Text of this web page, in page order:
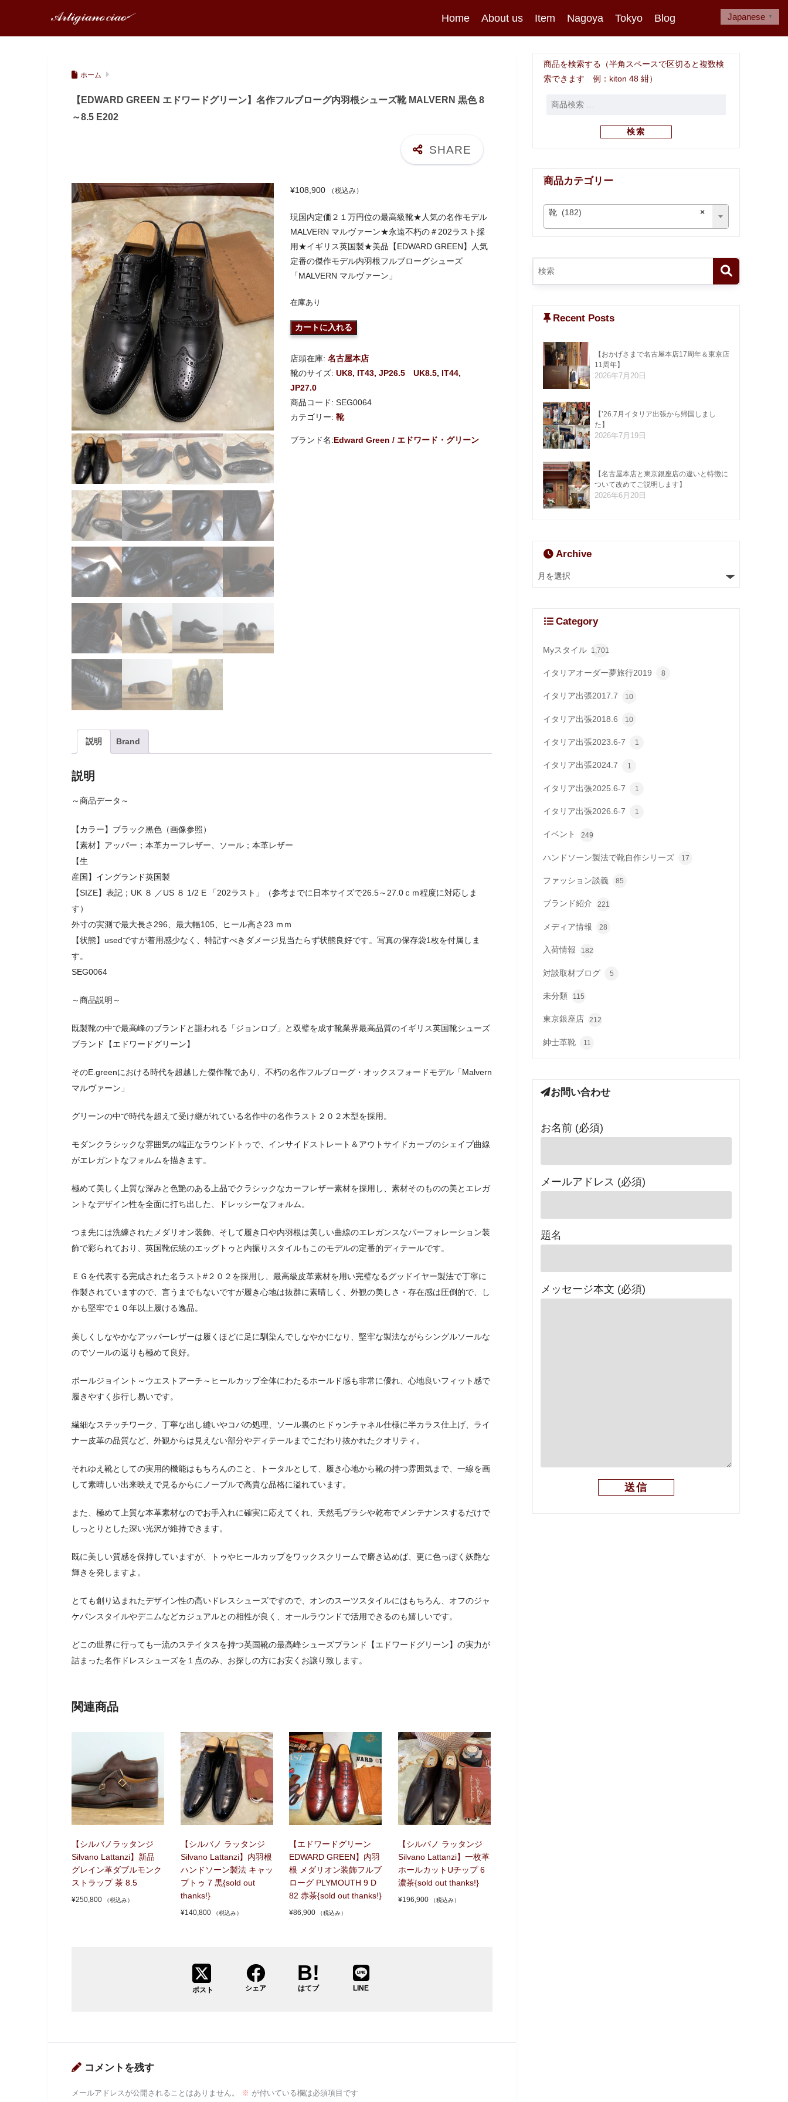
Home About us Item Nagoya Tokyo Blog
ホーム
【EDWARD GREEN エドワードグリーン】名作フルブローグ内羽根シューズ靴 MALVERN 黒色 8
～8.5 E202
¥108,900 （税込み）
現国内定価２１万円位の最高級靴★人気の名作モデル
MALVERN マルヴァーン★永遠不朽の＃202ラスト採
用★イギリス英国製★美品【EDWARD GREEN】人気
定番の傑作モデル内羽根フルブローグシューズ
「MALVERN マルヴァーン」
在庫あり
カートに入れる
店頭在庫:名古屋本店
靴のサイズ:UK8, IT43, JP26.5
UK8.5, IT44,
JP27.0
商品コード:SEG0064
カテゴリー:靴
Edward Green / エドワード・グリーン
説明 Brand
説明
～商品データ～
【カラー】ブラック黒色（画像参照）
【素材】アッパー；本革カーフレザー、ソール；本革レザー
【生
産国】イングランド英国製
【SIZE】表記；UK ８ ／US ８ 1/2 E 「202ラスト」（参考までに日本サイズで26.5～27.0ｃｍ程度に対応しま
す）
外寸の実測で最大長さ296、最大幅105、ヒール高さ23 ｍｍ
【状態】usedですが着用感少なく、特記すべきダメージ見当たらず状態良好です。写真の保存袋1枚を付属しま
す。
SEG0064
～商品説明～
既製靴の中で最高峰のブランドと謳われる「ジョンロブ」と双璧を成す靴業界最高品質のイギリス英国靴シューズ
ブランド【エドワードグリーン】
そのE.greenにおける時代を超越した傑作靴であり、不朽の名作フルブローグ・オックスフォードモデル「Malvern
マルヴァーン」
グリーンの中で時代を超えて受け継がれている名作中の名作ラスト２０２木型を採用。
モダンクラシックな雰囲気の端正なラウンドトゥで、インサイドストレート＆アウトサイドカーブのシェイプ曲線
がエレガントなフォルムを描きます。
極めて美しく上質な深みと色艶のある上品でクラシックなカーフレザー素材を採用し、素材そのものの美とエレガ
ントなデザイン性を全面に打ち出した、ドレッシーなフォルム。
つま先には洗練されたメダリオン装飾、そして履き口や内羽根は美しい曲線のエレガンスなパーフォレーション装
飾で彩られており、英国靴伝統のエッグトゥと内振りスタイルもこのモデルの定番的ディテールです。
ＥＧを代表する完成された名ラスト#２０２を採用し、最高級皮革素材を用い完璧なるグッドイヤー製法で丁寧に
作製されていますので、言うまでもないですが履き心地は抜群に素晴しく、外観の美しさ・存在感は圧倒的で、し
かも堅牢で１０年以上履ける逸品。
美しくしなやかなアッパーレザーは履くほどに足に馴染んでしなやかになり、堅牢な製法ながらシングルソールな
のでソールの返りも極めて良好。
ボールジョイント～ウエストアーチ～ヒールカップ全体にわたるホールド感も非常に優れ、心地良いフィット感で
履きやすく歩行し易いです。
繊細なステッチワーク、丁寧な出し縫いやコバの処理、ソール裏のヒドゥンチャネル仕様に半カラス仕上げ、ライ
ナー皮革の品質など、外観からは見えない部分やディテールまでこだわり抜かれたクオリティ。
それゆえ靴としての実用的機能はもちろんのこと、トータルとして、履き心地から靴の持つ雰囲気まで、一線を画
して素晴しい出来映えで見るからにノーブルで高貴な品格に溢れています。
また、極めて上質な本革素材なのでお手入れに確実に応えてくれ、天然毛ブラシや乾布でメンテナンスするだけで
しっとりとした深い光沢が維持できます。
既に美しい質感を保持していますが、トゥやヒールカップをワックスクリームで磨き込めば、更に色っぽく妖艶な
輝きを発しますよ。
とても創り込まれたデザイン性の高いドレスシューズですので、オンのスーツスタイルにはもちろん、オフのジャ
ケパンスタイルやデニムなどカジュアルとの相性が良く、オールラウンドで活用できるのも嬉しいです。
どこの世界に行っても一流のステイタスを持つ英国靴の最高峰シューズブランド【エドワードグリーン】の実力が
詰まった名作ドレスシューズを１点のみ、お探しの方にお安くお譲り致します。
関連商品
【シルバノラッタンジ
Silvano Lattanzi】新品
グレイン革ダブルモンク
ストラップ 茶 8.5
¥250,800 （税込み）
【シルバノ ラッタンジ
Silvano Lattanzi】内羽根
ハンドソーン製法 キャッ
プトゥ 7 黒{sold out
thanks!}
¥140,800 （税込み）
【エドワードグリーン
EDWARD GREEN】内羽
根 メダリオン装飾フルブ
ローグ PLYMOUTH 9 D
82 赤茶{sold out thanks!}
¥86,900 （税込み）
【シルバノ ラッタンジ
Silvano Lattanzi】一枚革
ホールカットUチップ 6
濃茶{sold out thanks!}
¥196,900 （税込み）
ポスト シェア はてブ LINE
コメントを残す
メールアドレスが公開されることはありません。 ※ が付いている欄は必須項目です
商品を検索する（半角スペースで区切ると複数検
索できます 例：kiton 48 紺）
検索
商品カテゴリー
×
靴 (182)
Recent Posts
【おかげさまで名古屋本店17周年＆東京店
11周年】
2026年7月20日
【’26.7月イタリア出張から帰国しまし
た】
2026年7月19日
【名古屋本店と東京銀座店の違いと特徴に
ついて改めてご説明します】
2026年6月20日
Archive
Category
Myスタイル 1,701
イタリアオーダー夢旅行2019 8
イタリア出張2017.7 10
イタリア出張2018.6 10
イタリア出張2023.6-7 1
イタリア出張2024.7 1
イタリア出張2025.6-7 1
イタリア出張2026.6-7 1
イベント 249
ハンドソーン製法で靴自作シリーズ 17
ファッション談義 85
ブランド紹介 221
メディア情報 28
入荷情報 182
対談取材ブログ 5
未分類 115
東京銀座店 212
紳士革靴 11
お問い合わせ
お名前 (必須)
メールアドレス (必須)
題名
メッセージ本文 (必須)
Japanese ▼